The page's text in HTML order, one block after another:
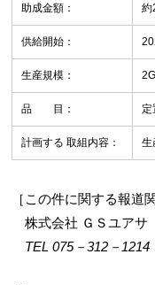
助成金額： 約
供給開始：
生産規模：
品 目： 定
計画する 取組内容： 生
［この件に関する報道
株式会社 ＧＳユアサ
TEL 075－312－1214